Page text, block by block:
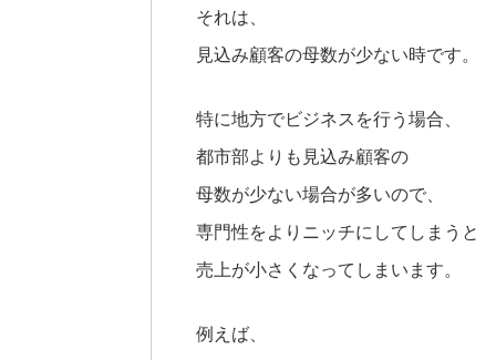
それは、
見込み顧客の母数が少ない時です。
特に地方でビジネスを行う場合、
都市部よりも見込み顧客の
母数が少ない場合が多いので、
専門性をよりニッチにしてしまうと
売上が小さくなってしまいます。
例えば、